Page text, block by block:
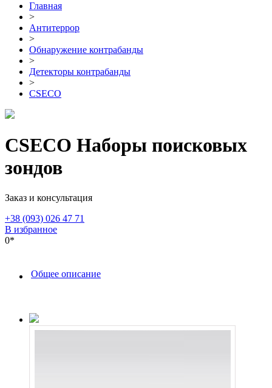
Главная
>
Антитеррор
>
Обнаружение контрабанды
>
Детекторы контрабанды
>
CSECO
CSECO Наборы поисковых
зондов
Заказ и консультация
+38 (093) 026 47 71
В избранное
0*
Общее описание